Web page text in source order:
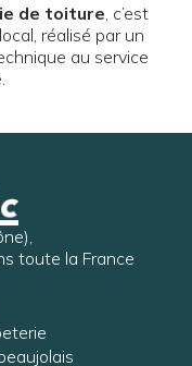
de toiture , c’est
local, réalisé par un
au service
toute la France